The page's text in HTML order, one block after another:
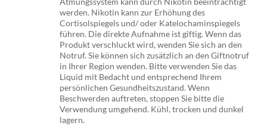
werden. Nikotin kann zur Erhöhung des
Cortisolspiegels und/ oder Katelochaminspiegels
führen. Die direkte Aufnahme ist giftig. Wenn das
Produkt verschluckt wird, wenden Sie sich an den
Notruf. Sie können sich zusätzlich an den Giftnotruf
in Ihrer Region wenden. Bitte verwenden Sie das
Liquid mit Bedacht und entsprechend Ihrem
persönlichen Gesundheitszustand. Wenn
Beschwerden auftreten, stoppen Sie bitte die
Verwendung umgehend. Kühl, trocken und dunkel
lagern.